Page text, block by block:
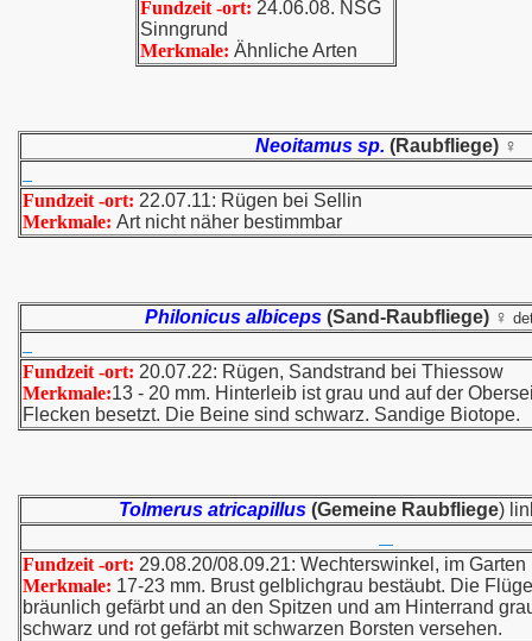
Fundzeit -ort: 24.06.08. NSG
Sinngrund
Merkmale: Ähnliche Arten
Neoitamus sp. (Raubfliege) ♀
Fundzeit -ort: 22.07.11: Rügen bei Sellin
Merkmale: Art nicht näher bestimmbar
Philonicus albiceps(Sand-Raubfliege) ♀
Fundzeit -ort: 20.07.22: Rügen, Sandstrand bei Thiessow
Merkmale:13 - 20 mm. Hinterleib ist grau und auf der
Flecken besetzt. Die Beine sind schwarz. Sandige Biotope.
Tolmerus atricapillus (Gemeine Raubfliege)
Fundzeit -ort: 29.08.20/08.09.21: Wechterswinkel, im Garten
Merkmale: 17-23 mm. Brust gelblichgrau bestäubt. Die
bräunlich gefärbt und an den Spitzen und am Hinterrand
schwarz und rot gefärbt mit schwarzen Borsten versehen.